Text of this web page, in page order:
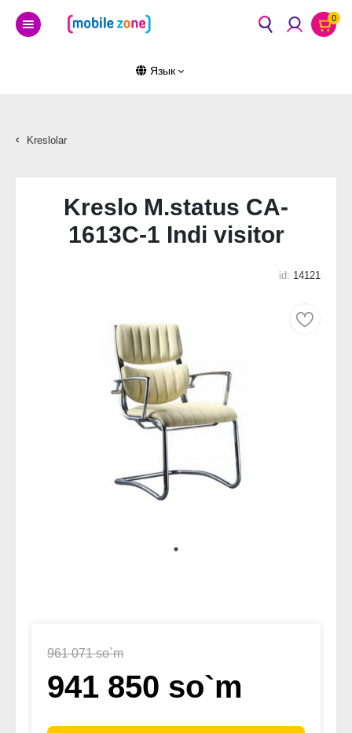
0
Язык
Kreslolar
Kreslo M.status CA-
1613C-1 Indi visitor
id: 14121
961 071 so`m
941 850 so`m